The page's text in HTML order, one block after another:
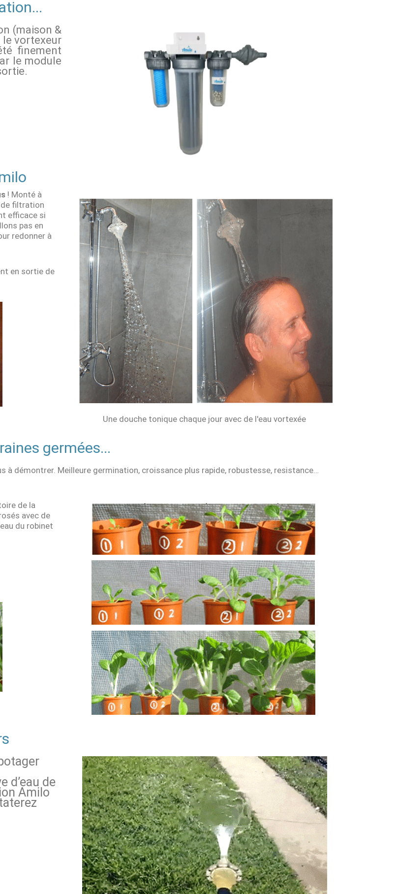
(maison &
le vortexeur
finement
le module
! Monté à
de filtration
efficace si
pas en
redonner à
en sortie de
Une douche tonique chaque jour avec de l'eau vortexée
germées...
à démontrer. Meilleure germination, croissance plus rapide, robustesse, resistance…
de la
avec de
du robinet
d’eau de
Amilo